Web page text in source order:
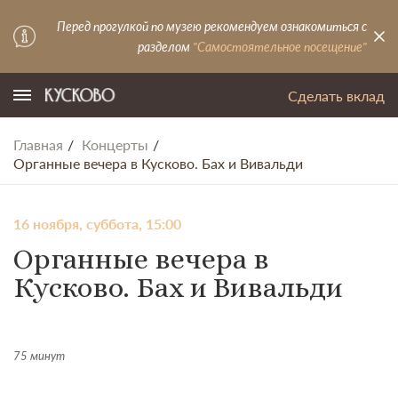
Перед прогулкой по музею рекомендуем ознакомиться с
разделом "Самостоятельное посещение"
Сделать вклад
Главная
Концерты
Органные вечера в Кусково. Бах и Вивальди
16 ноября, суббота, 15:00
Органные вечера в
Кусково. Бах и Вивальди
75 минут